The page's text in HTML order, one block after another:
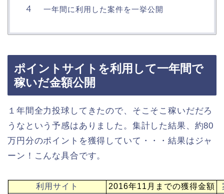
一年間に利用した案件を一挙公開
ポイントサイトを利用して一年間で
稼いだ金額公開
１年間全力投球してきたので、そこそこ稼いだだろ
うなという予感はありました。集計した結果、約80
万円分のポイントを獲得していて・・・結果はジャ
ーン！こんな具合です。
利用サイト 2016年11月までの獲得金額